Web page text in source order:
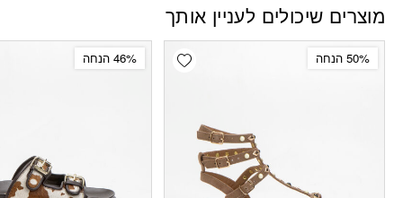
מוצרים שיכולים לעניין אותך
Add wishlist 50% הנחה 46% הנחה